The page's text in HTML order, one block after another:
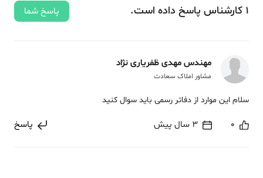
1 کارشناس پاسخ داده‌ است. پاسخ شما
مهندس مهدی ظفریاری نژاد
مشاور املاک سعادت
سلام این موارد از دفاتر رسمی باید سوال کنید
0 3 سال پیش پاسخ